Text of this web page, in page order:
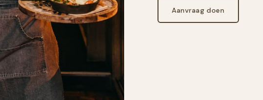
Aanvraag doen